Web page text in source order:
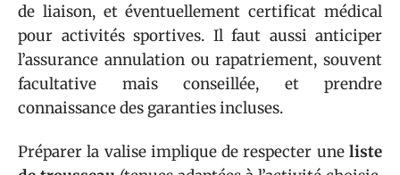
de liaison, et éventuellement certificat médical
pour activités sportives. Il faut aussi anticiper
l’assurance annulation ou rapatriement, souvent
facultative mais conseillée, et prendre
connaissance des garanties incluses.
Préparer la valise implique de respecter une liste